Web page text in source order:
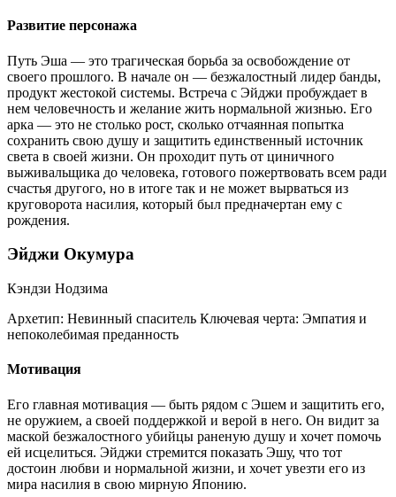
Развитие персонажа
Путь Эша — это трагическая борьба за освобождение от
своего прошлого. В начале он — безжалостный лидер банды,
продукт жестокой системы. Встреча с Эйджи пробуждает в
нем человечность и желание жить нормальной жизнью. Его
арка — это не столько рост, сколько отчаянная попытка
сохранить свою душу и защитить единственный источник
света в своей жизни. Он проходит путь от циничного
выживальщика до человека, готового пожертвовать всем ради
счастья другого, но в итоге так и не может вырваться из
круговорота насилия, который был предначертан ему с
рождения.
Эйджи Окумура
Кэндзи Нодзима
Архетип: Невинный спаситель Ключевая черта: Эмпатия и
непоколебимая преданность
Мотивация
Его главная мотивация — быть рядом с Эшем и защитить его,
не оружием, а своей поддержкой и верой в него. Он видит за
маской безжалостного убийцы раненую душу и хочет помочь
ей исцелиться. Эйджи стремится показать Эшу, что тот
достоин любви и нормальной жизни, и хочет увезти его из
мира насилия в свою мирную Японию.